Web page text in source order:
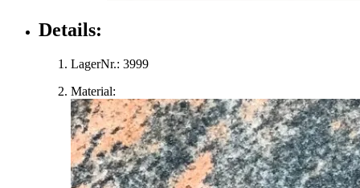
Details:
LagerNr.: 3999
Material: